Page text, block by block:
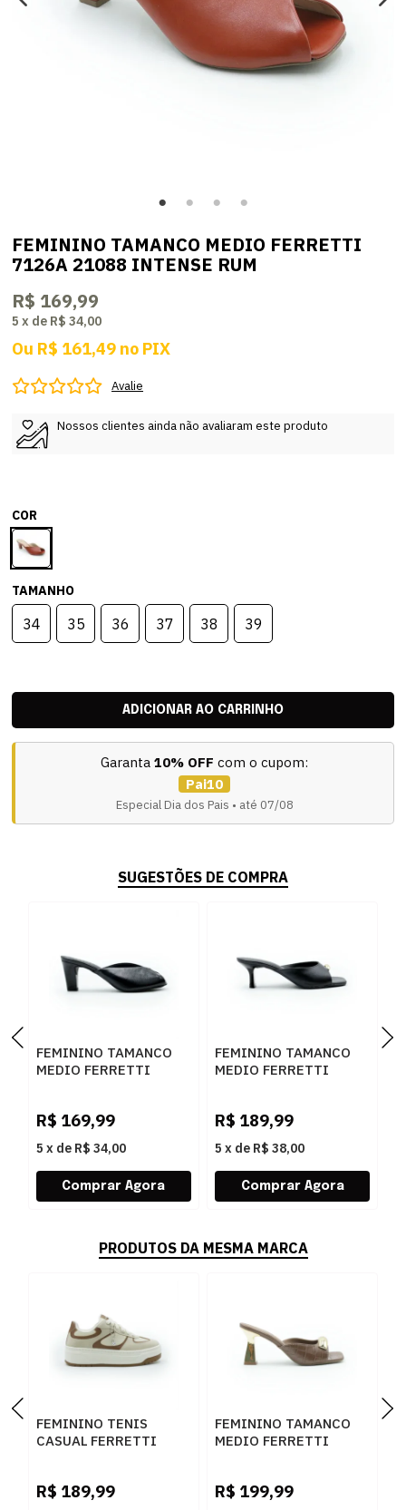
FEMININO TAMANCO MEDIO FERRETTI
7126A 21088 INTENSE RUM
R$ 169,99
5 x de R$ 34,00
Ou R$ 161,49 no PIX
Avalie
Nossos clientes ainda não avaliaram este produto
COR
TAMANHO
34 35 36 37 38 39
Garanta 10% OFF com o cupom:
Pai10
Especial Dia dos Pais • até 07/08
SUGESTÕES DE COMPRA
FEMININO TAMANCO
MEDIO FERRETTI
R$ 169,99
5 x de R$ 34,00
FEMININO TAMANCO
MEDIO FERRETTI
R$ 189,99
5 x de R$ 38,00
PRODUTOS DA MESMA MARCA
FEMININO TENIS
CASUAL FERRETTI
R$ 189,99
FEMININO TAMANCO
MEDIO FERRETTI
R$ 199,99